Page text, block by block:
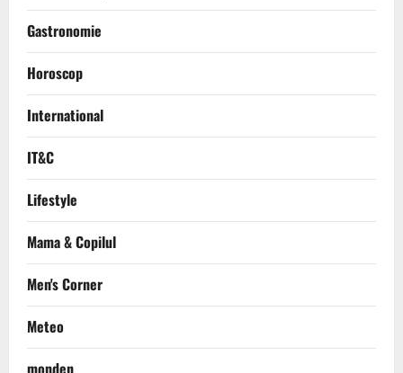
Gastronomie
Horoscop
International
IT&C
Lifestyle
Mama & Copilul
Men's Corner
Meteo
monden